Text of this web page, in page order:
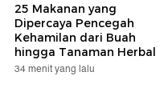
25 Makanan yang
Dipercaya Pencegah
Kehamilan dari Buah
hingga Tanaman Herbal
34 menit yang lalu